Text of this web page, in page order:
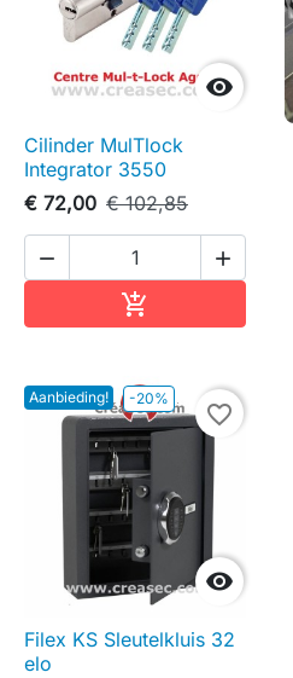

Cilinder MulTlock
Integrator 3550
€ 72,00 € 102,85
 

Aanbieding! -20%

favorite_border
Filex KS Sleutelkluis 32
elo